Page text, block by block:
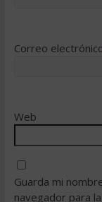
Correo
Web
Guarda mi
navegador para